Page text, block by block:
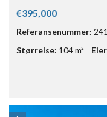
€395,000
Referansenummer:
Størrelse: 104 m²